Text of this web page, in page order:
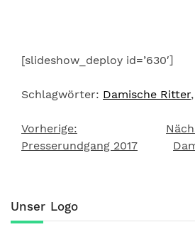
[slideshow_deploy id=’630′]
Schlagwörter: Damische Ritter,
Beitragsnavigation
Vorherige:
Presserundgang 2017
Unser Logo